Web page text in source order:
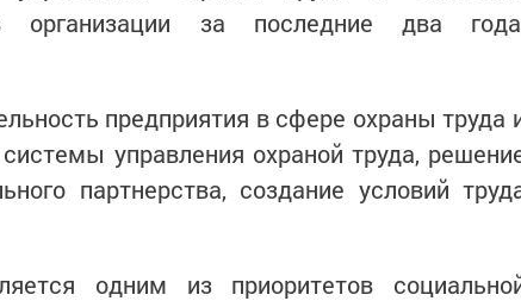
организации за последние два
предприятия в сфере охраны труда
управления охраной труда,
партнерства, создание условий
одним из приоритетов